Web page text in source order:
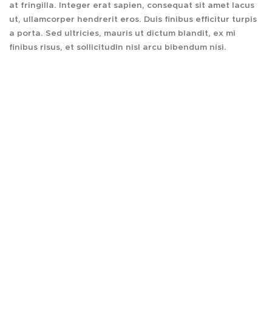
at fringilla. Integer erat sapien, consequat sit amet lacus
ut, ullamcorper hendrerit eros. Duis finibus efficitur turpis
a porta. Sed ultricies, mauris ut dictum blandit, ex mi
finibus risus, et sollicitudin nisl arcu bibendum nisi.